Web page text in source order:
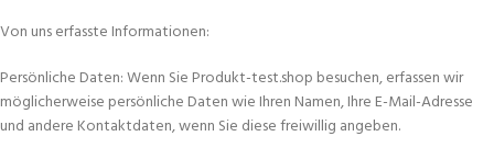
Von uns erfasste Informationen:
Persönliche Daten: Wenn Sie Produkt-test.shop besuchen, erfassen wir
möglicherweise persönliche Daten wie Ihren Namen, Ihre E-Mail-Adresse
und andere Kontaktdaten, wenn Sie diese freiwillig angeben.